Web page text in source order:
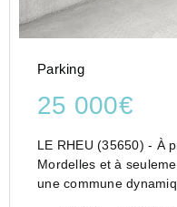
Parking
25 000€
LE RHEU (35650) - À
Mordelles et à
une commune